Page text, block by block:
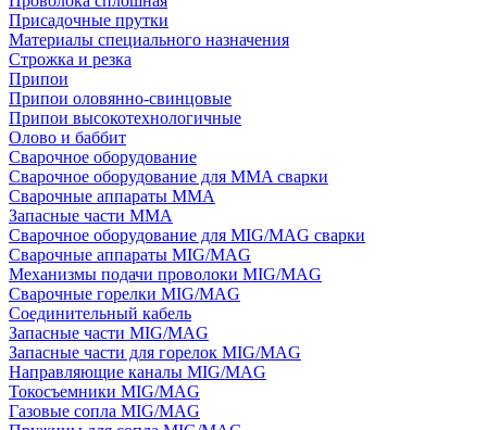
Присадочные прутки
Материалы специального назначения
Строжка и резка
Припои
Припои оловянно-свинцовые
Припои высокотехнологичные
Олово и баббит
Сварочное оборудование
Сварочное оборудование для MMA сварки
Сварочные аппараты MMA
Запасные части MMA
Сварочное оборудование для MIG/MAG сварки
Сварочные аппараты MIG/MAG
Механизмы подачи проволоки MIG/MAG
Сварочные горелки MIG/MAG
Соединительный кабель
Запасные части MIG/MAG
Запасные части для горелок MIG/MAG
Направляющие каналы MIG/MAG
Токосъемники MIG/MAG
Газовые сопла MIG/MAG